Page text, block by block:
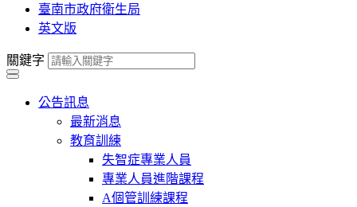
臺南市政府衛生局
英文版
關鍵字
公告訊息
最新消息
教育訓練
失智症專業人員
專業人員進階課程
A個管訓練課程